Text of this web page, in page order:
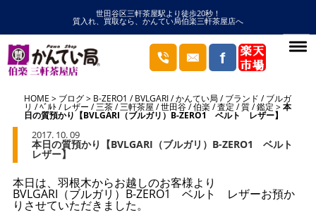
世田谷区三軒茶屋駅より徒歩20秒！
質入れ、買取なら、かんてい局伯楽三軒茶屋店へ
HOME ブログ B-ZERO1 /BVLGARI/かんてい局 /ブランド /ブルガ
リ /ﾍﾞﾙﾄ/レザー /三茶/三軒茶屋 /世田谷/伯楽/査定 /質/鑑定 本
日の質預かり【BVLGARI（ブルガリ）B-ZERO1 ベルト レザー】
2017. 10. 09
本日の質預かり【BVLGARI（ブルガリ）B-ZERO1 ベルト
レザー】
本日は、羽根木からお越しのお客様より
BVLGARI（ブルガリ）B-ZERO1 ベルト レザーお預か
りさせていただきました。